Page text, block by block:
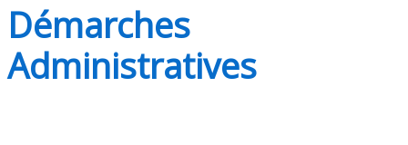
Démarches
Administratives